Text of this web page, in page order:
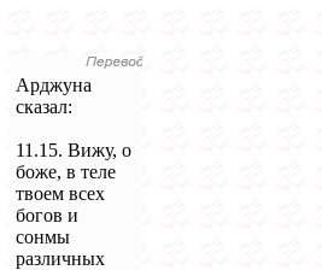
Арджуна
сказал:
11.15. Вижу, о
боже, в теле
твоем всех
богов и
сонмы
различных